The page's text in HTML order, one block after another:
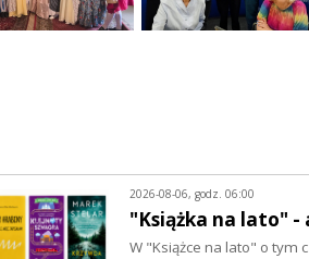
2026-08-06, godz. 06:00
"Książka na lato" -
W "Książce na lato" o tym